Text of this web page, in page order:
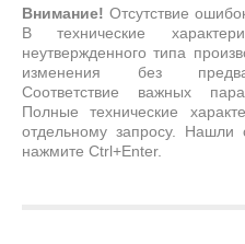
Внимание! Отсутствие
В технические
неутвержденного типа
изменения без
Соответствие важных
Полные технические
отдельному запросу.
нажмите Ctrl+Enter.